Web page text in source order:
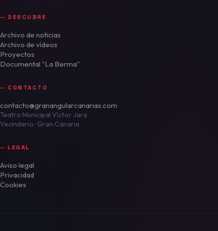
DESCUBRE
Archivo de noticias
Archivo de vídeos
Proyectos
Documental "La Berma"
CONTACTO
contacto@granangularcanarias.com
Teatro Municipal Víctor Jara
Vecindario · Gran Canaria
LEGAL
Aviso legal
Privacidad
Cookies